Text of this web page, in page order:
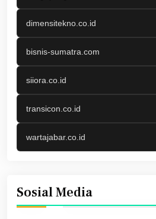
dimensitekno.co.id
bisnis-sumatra.com
siiora.co.id
transicon.co.id
wartajabar.co.id
Sosial Media